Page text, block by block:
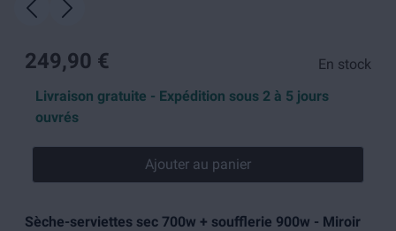
249,90 €
En stock
Livraison gratuite - Expédition sous 2 à 5 jours
ouvrés
Ajouter au panier
Sèche-serviettes sec 700w + soufflerie 900w - Miroir